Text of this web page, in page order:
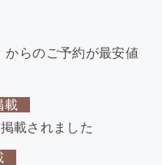
からのご予約が最安値
載
載されました